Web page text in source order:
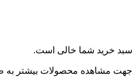
سبد خرید شما خالی است.
جهت مشاهده محصولات بیشتر به